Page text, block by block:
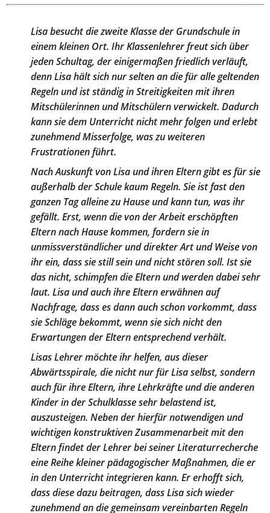
Lisa besucht die zweite Klasse der Grundschule in
einem kleinen Ort. Ihr Klassenlehrer freut sich über
jeden Schultag, der einigermaßen friedlich verläuft,
denn Lisa hält sich nur selten an die für alle geltenden
Regeln und ist ständig in Streitigkeiten mit ihren
Mitschülerinnen und Mitschülern verwickelt. Dadurch
kann sie dem Unterricht nicht mehr folgen und erlebt
zunehmend Misserfolge, was zu weiteren
Frustrationen führt.
Nach Auskunft von Lisa und ihren Eltern gibt es für sie
außerhalb der Schule kaum Regeln. Sie ist fast den
ganzen Tag alleine zu Hause und kann tun, was ihr
gefällt. Erst, wenn die von der Arbeit erschöpften
Eltern nach Hause kommen, fordern sie in
unmissverständlicher und direkter Art und Weise von
ihr ein, dass sie still sein und nicht stören soll. Ist sie
das nicht, schimpfen die Eltern und werden dabei sehr
laut. Lisa und auch ihre Eltern erwähnen auf
Nachfrage, dass es dann auch schon vorkommt, dass
sie Schläge bekommt, wenn sie sich nicht den
Erwartungen der Eltern entsprechend verhält.
Lisas Lehrer möchte ihr helfen, aus dieser
Abwärtsspirale, die nicht nur für Lisa selbst, sondern
auch für ihre Eltern, ihre Lehrkräfte und die anderen
Kinder in der Schulklasse sehr belastend ist,
auszusteigen. Neben der hierfür notwendigen und
wichtigen konstruktiven Zusammenarbeit mit den
Eltern findet der Lehrer bei seiner Literaturrecherche
eine Reihe kleiner pädagogischer Maßnahmen, die er
in den Unterricht integrieren kann. Er erhofft sich,
dass diese dazu beitragen, dass Lisa sich wieder
zunehmend an die gemeinsam vereinbarten Regeln